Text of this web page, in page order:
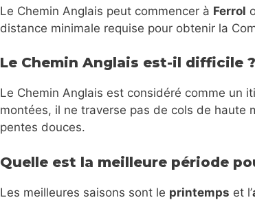
Le Chemin Anglais peut commencer à Ferrol
distance minimale requise pour obtenir la
Le Chemin Anglais est-il difficile ?
Le Chemin Anglais est considéré comme un
montées, il ne traverse pas de cols de haute
pentes douces.
Quelle est la meilleure période
Les meilleures saisons sont le printemps et l’